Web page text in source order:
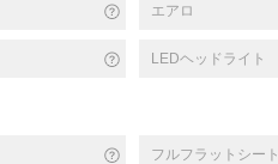
エアロ
LEDヘッドライト
フルフラットシート